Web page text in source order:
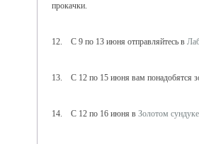
прокачки.
12. С 9 по 13 июня отправляйтесь в
13. С 12 по 15 июня вам понадобятся
14. С 12 по 16 июня в Золотом сундуке